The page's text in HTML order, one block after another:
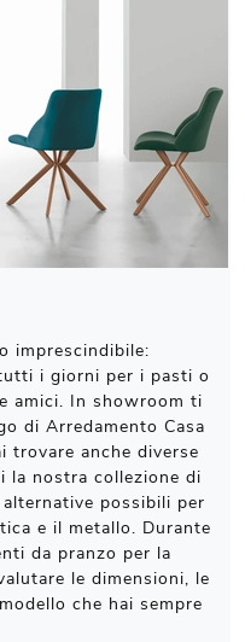
imprescindibile:
i giorni per i pasti o
amici. In showroom ti
di Arredamento Casa
trovare anche diverse
la nostra collezione di
possibili per
e il metallo. Durante
da pranzo per la
le dimensioni, le
che hai sempre